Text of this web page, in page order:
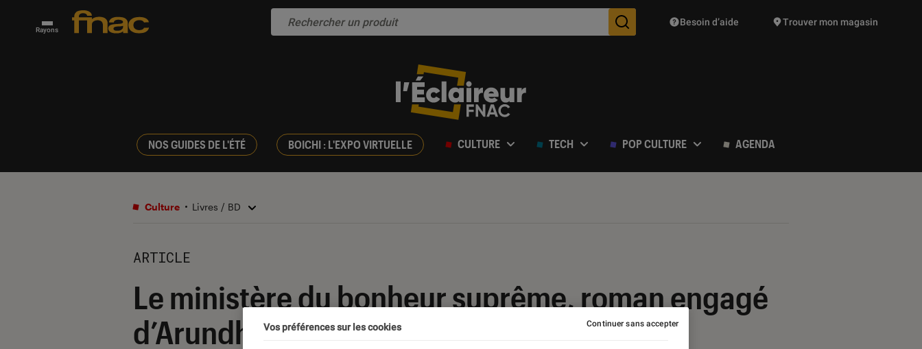
Rayons Des suggestions de produits vont vous être proposées
Besoin d’aide Trouver mon magasin
NOS GUIDES DE L'ÉTÉ BOICHI : L'EXPO VIRTUELLE CULTURE TECH POP CULTURE AGENDA
Culture Livres / BD
ARTICLE
Le ministère du bonheur suprême, roman engagé
d’Arundhati Roy
Vos préférences sur les cookies Continuer sans accepter